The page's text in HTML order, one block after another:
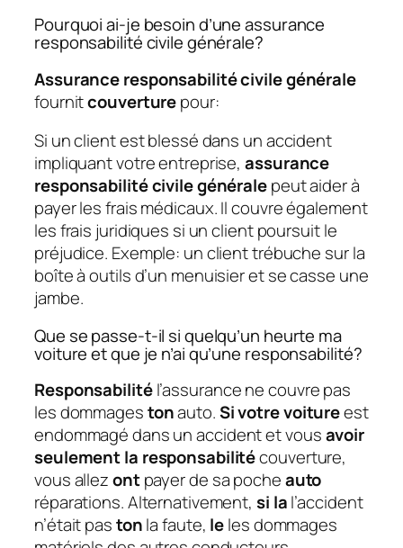
Pourquoi ai-je besoin d’une assurance
responsabilité civile générale?
Assurance responsabilité civile générale
fournitcouverturepour:
Si un client est blessé dans un accident
impliquant votre entreprise,assurance
responsabilité civile généralepeut aider à
payer les frais médicaux. Il couvre également
les frais juridiques si un client poursuit le
préjudice. Exemple: un client trébuche sur la
boîte à outils d’un menuisier et se casse une
jambe.
Que se passe-t-il si quelqu’un heurte ma
voiture et que je n’ai qu’une responsabilité?
Responsabilitél’assurance ne couvre pas
les dommagestonauto.Si votre voitureest
endommagé dans un accident et vousavoir
seulement la responsabilitécouverture,
vous allezontpayer de sa pocheauto
réparations. Alternativement, si lal’accident
n’était pastonla faute, leles dommages